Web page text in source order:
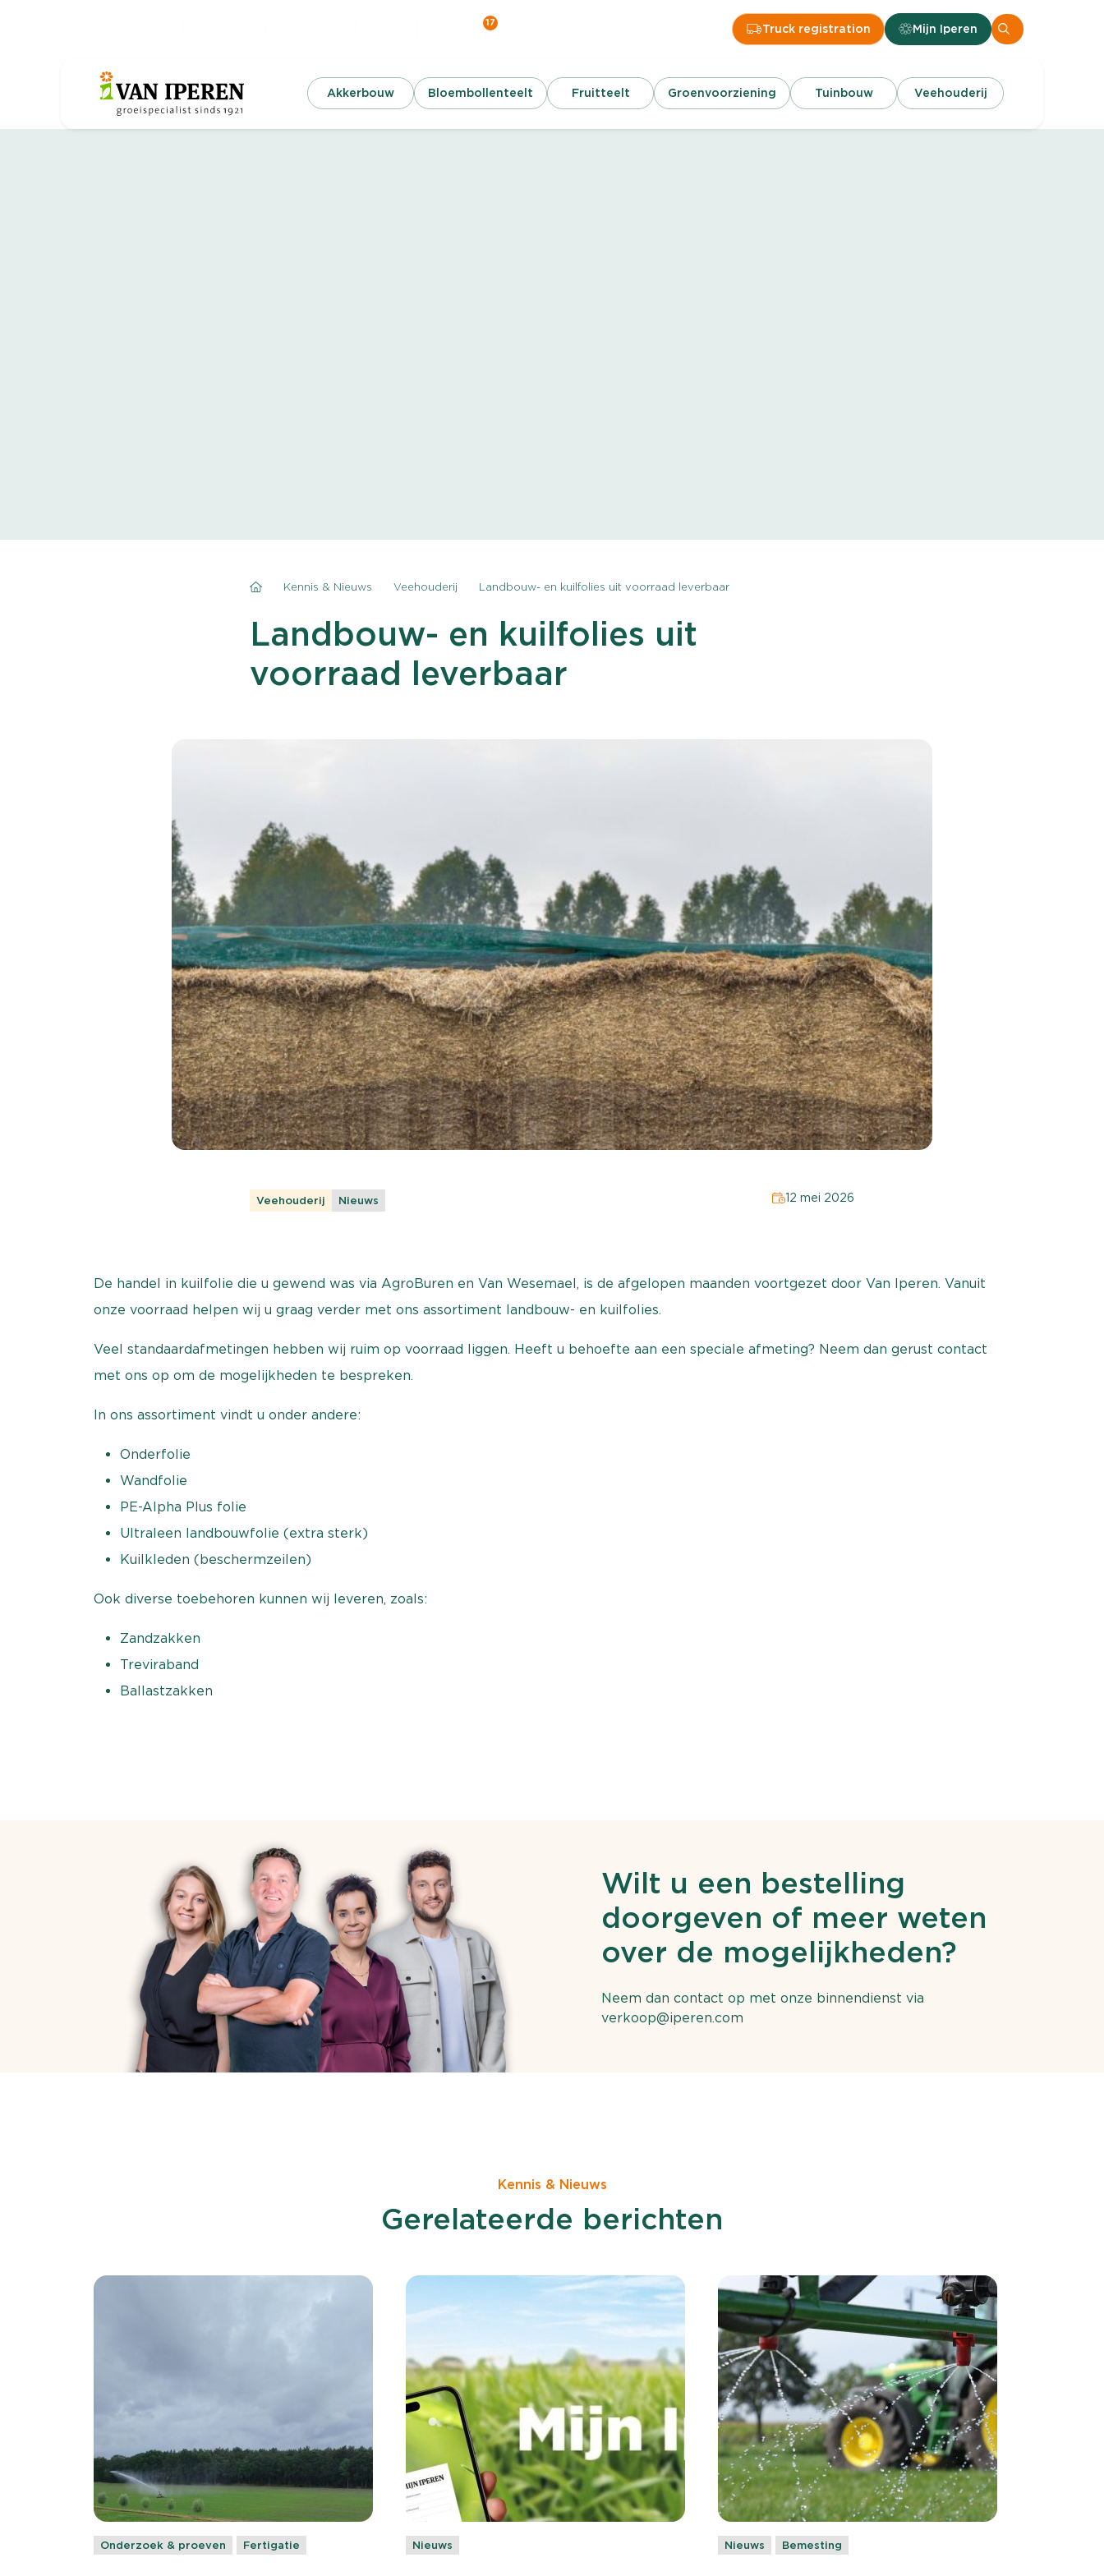
17 Contact Truck registration Mijn Iperen
Akkerbouw Bloembollenteelt Fruitteelt Groenvoorziening Tuinbouw Veehouderij
Kennis & Nieuws Veehouderij Landbouw- en kuilfolies uit voorraad leverbaar
Landbouw- en kuilfolies uit
voorraad leverbaar
Veehouderij Nieuws 12 mei 2026
De handel in kuilfolie die u gewend was via AgroBuren en Van Wesemael, is de afgelopen maanden voortgezet door Van Iperen. Vanuit
onze voorraad helpen wij u graag verder met ons assortiment landbouw- en kuilfolies.
Veel standaardafmetingen hebben wij ruim op voorraad liggen. Heeft u behoefte aan een speciale afmeting? Neem dan gerust contact
met ons op om de mogelijkheden te bespreken.
In ons assortiment vindt u onder andere:
Onderfolie
Wandfolie
PE-Alpha Plus folie
Ultraleen landbouwfolie (extra sterk)
Kuilkleden (beschermzeilen)
Ook diverse toebehoren kunnen wij leveren, zoals:
Zandzakken
Treviraband
Ballastzakken
Wilt u een bestelling
doorgeven of meer weten
over de mogelijkheden?
Neem dan contact op met onze binnendienst via
verkoop@iperen.com
Kennis & Nieuws
Gerelateerde berichten
Onderzoek & proeven Fertigatie Nieuws Nieuws Bemesting